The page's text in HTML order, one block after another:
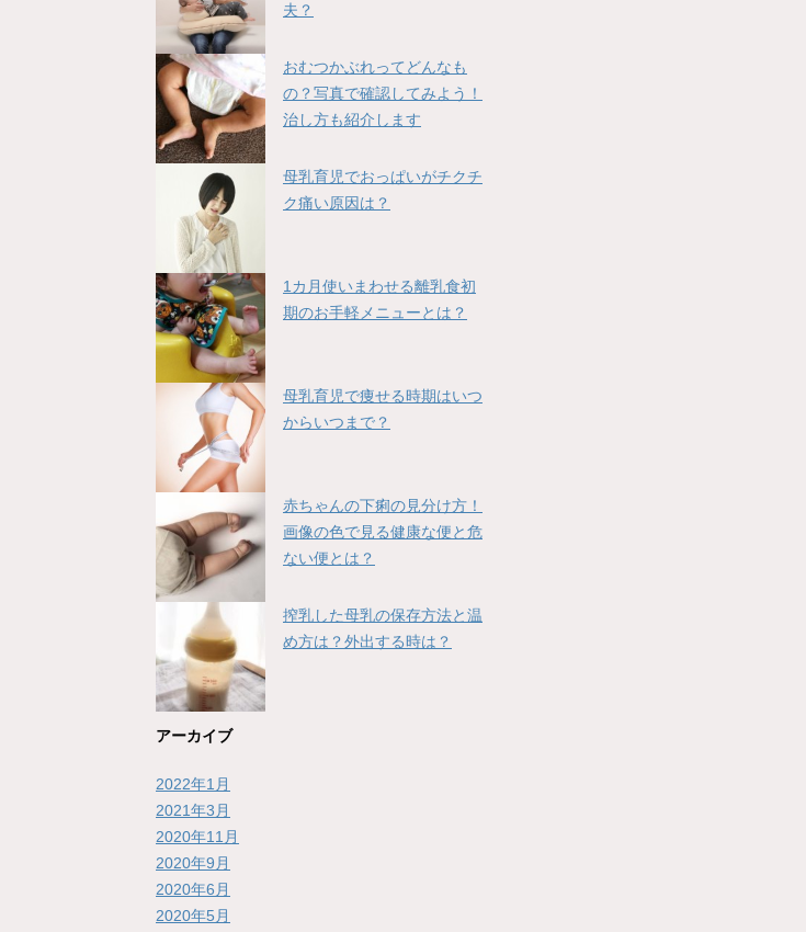
夫？
おむつかぶれってどんなも
の？写真で確認してみよう！
治し方も紹介します
母乳育児でおっぱいがチクチ
ク痛い原因は？
1カ月使いまわせる離乳食初
期のお手軽メニューとは？
母乳育児で痩せる時期はいつ
からいつまで？
赤ちゃんの下痢の見分け方！
画像の色で見る健康な便と危
ない便とは？
搾乳した母乳の保存方法と温
め方は？外出する時は？
アーカイブ
2022年1月
2021年3月
2020年11月
2020年9月
2020年6月
2020年5月